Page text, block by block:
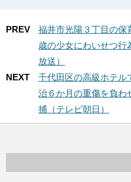
PREV
福井市光陽３丁目の保
歳の少女にわいせつ行
放送）
NEXT
千代田区の高級ホテル
治６か月の重傷を負わ
捕（テレビ朝日）